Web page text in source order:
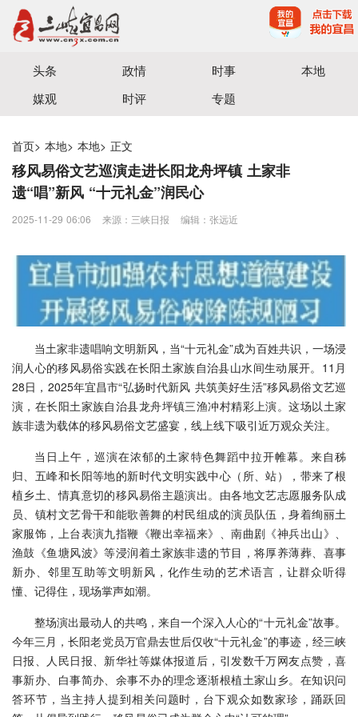
宜昌三峡融媒体中心主办
头条 政情 时事
本地
媒观
时评 专题
首页> 本地> 本地> 正文
移风易俗文艺巡演走进长阳龙舟坪镇 土家非
遗“唱”新风 “十元礼金”润民心
2025-11-29 06:06 来源：​三峡日报 编辑：张远近
当土家非遗唱响文明新风，当“十元礼金”成为百姓共识，一场浸
润人心的移风易俗实践在长阳土家族自治县山水间生动展开。11月
28日，2025年宜昌市“弘扬时代新风 共筑美好生活”移风易俗文艺巡
演，在长阳土家族自治县龙舟坪镇三渔冲村精彩上演。这场以土家
族非遗为载体的移风易俗文艺盛宴，线上线下吸引近万观众关注。
当日上午，巡演在浓郁的土家特色舞蹈中拉开帷幕。来自秭
归、五峰和长阳等地的新时代文明实践中心（所、站），带来了根
植乡土、情真意切的移风易俗主题演出。由各地文艺志愿服务队成
员、镇村文艺骨干和能歌善舞的村民组成的演员队伍，身着绚丽土
家服饰，上台表演九指鞭《鞭出幸福来》、南曲剧《神兵出山》、
渔鼓《鱼塘风波》等浸润着土家族非遗的节目，将厚养薄葬、喜事
新办、邻里互助等文明新风，化作生动的艺术语言，让群众听得
懂、记得住，现场掌声如潮。
整场演出最动人的共鸣，来自一个深入人心的“十元礼金”故事。
今年三月，长阳老党员万官鼎去世后仅收“十元礼金”的事迹，经三峡
日报、人民日报、新华社等媒体报道后，引发数千万网友点赞，喜
事新办、白事简办、余事不办的理念逐渐根植土家山乡。在知识问
答环节，当主持人提到相关问题时，台下观众如数家珍，踊跃回